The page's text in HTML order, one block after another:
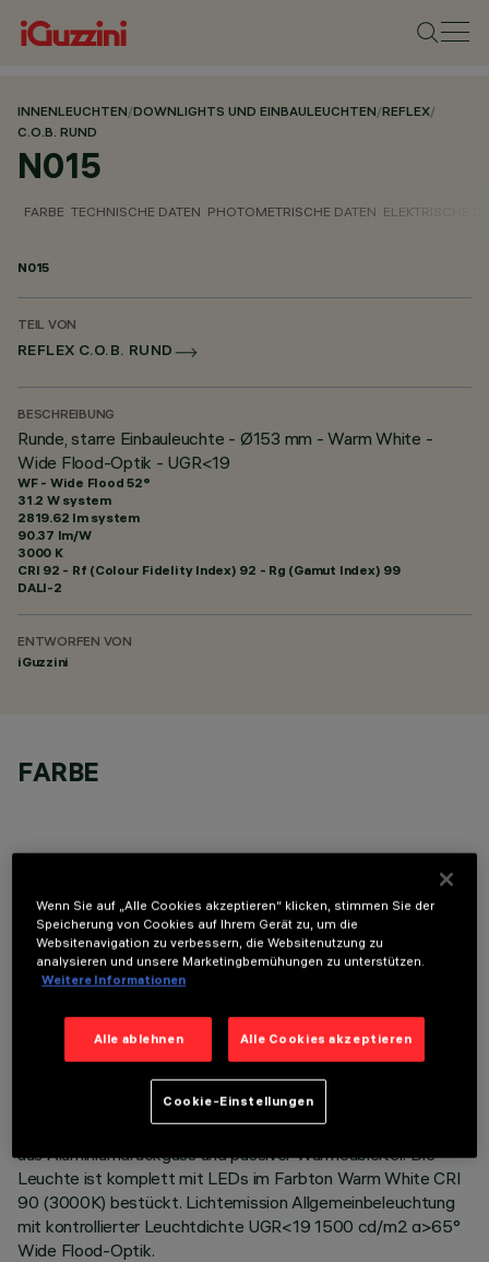
INNENLEUCHTEN/DOWNLIGHTS UND EINBAULEUCHTEN/REFLEX/
C.O.B. RUND
N015
FARBE TECHNISCHE DATEN PHOTOMETRISCHE DATEN ELEKTRISCHE
N015
TEIL VON
REFLEX C.O.B. RUND
BESCHREIBUNG
Runde, starre Einbauleuchte - Ø153 mm - Warm White -
Wide Flood-Optik - UGR<19
WF - Wide Flood 52°
31.2 W system
2819.62 lm system
90.37 lm/W
3000 K
CRI 92 - Rf (Colour Fidelity Index) 92 - Rg (Gamut Index) 99
DALI-2
ENTWORFEN VON
iGuzzini
FARBE
TECHNISCHE DATEN
LETZTES UPDATE: 07.08.2026
BESCHREIBUNG
Starre, runde Einbauleuchte zur Bestückung mit LEDs mit
COB-Technologie. Version mit Rahmen zur aufgesetzten
Installation. Hochglänzender, aluminiumbedampfter
Kunststoffreflektor mit kratzfester Schutzschicht. Korpus
aus Aluminiumdruckguss und passiver Wärmeableiter. Die
Leuchte ist komplett mit LEDs im Farbton Warm White CRI
90 (3000K) bestückt. Lichtemission Allgemeinbeleuchtung
mit kontrollierter Leuchtdichte UGR<19 1500 cd/m2 α>65°
Wide Flood-Optik.
Wenn Sie auf „Alle Cookies akzeptieren“ klicken, stimmen Sie der
Speicherung von Cookies auf Ihrem Gerät zu, um die
Websitenavigation zu verbessern, die Websitenutzung zu
analysieren und unsere Marketingbemühungen zu unterstützen.
Weitere Informationen
Alle ablehnen Alle Cookies akzeptieren
Cookie-Einstellungen